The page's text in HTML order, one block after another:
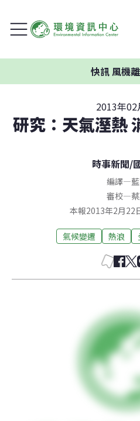
快訊風機離
2013年02
研究：天氣溼熱
時事新聞/
編譯—
審校—
本報2013年2月22
氣候變遷 熱浪